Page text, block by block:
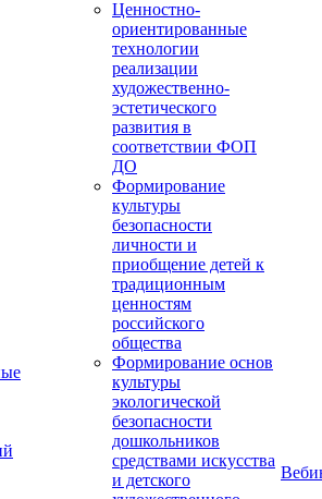
Ценностно-
ориентированные
технологии
реализации
художественно-
эстетического
развития в
соответствии ФОП
ДО
Формирование
культуры
безопасности
личности и
приобщение детей к
традиционным
ценностям
российского
общества
Формирование основ
культуры
экологической
безопасности
дошкольников
средствами искусства
и детского